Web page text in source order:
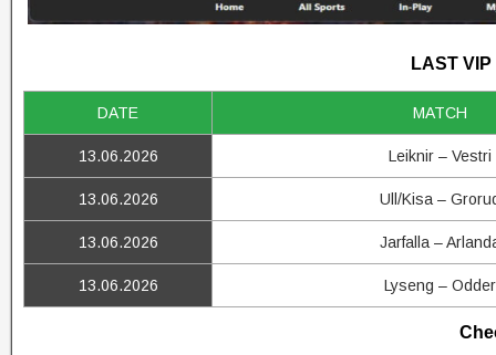
LAST
DATE MATCH
13.06.2026 Leiknir – Vestri
13.06.2026 Ull/Kisa –
13.06.2026 Jarfalla –
13.06.2026 Lyseng – Odder